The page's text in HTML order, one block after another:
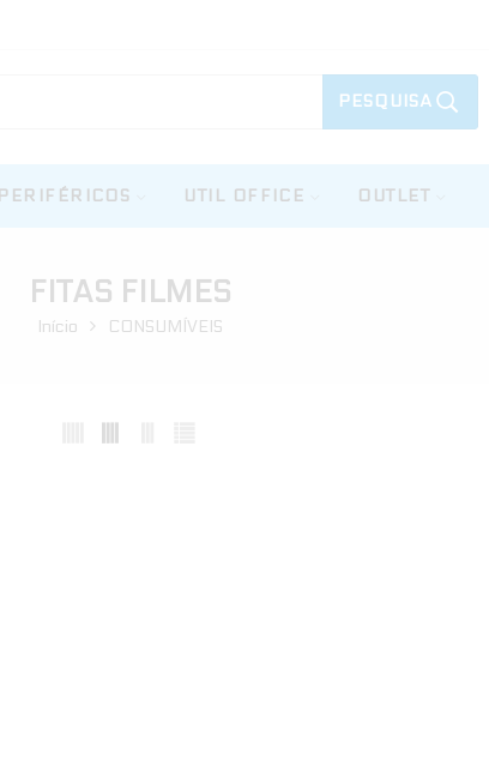
PESQUISA
PERIFÉRICOS UTIL OFFICE OUTLET
FITAS FILMES
Início CONSUMÍVEIS